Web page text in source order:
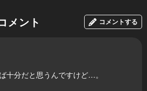
メント コメントする
十分だと思うんですけど…。